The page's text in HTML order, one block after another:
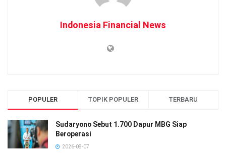
Indonesia Financial News
POPULER TOPIK POPULER TERBARU
Sudaryono Sebut 1.700 Dapur MBG Siap
Beroperasi
2026-08-07